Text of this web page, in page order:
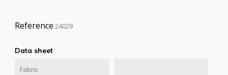
Reference 24029
Data sheet
Fabric